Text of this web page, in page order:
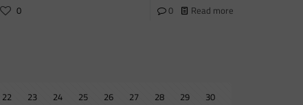
0 0 Read more
22 23 24 25 26 27 28 29
30